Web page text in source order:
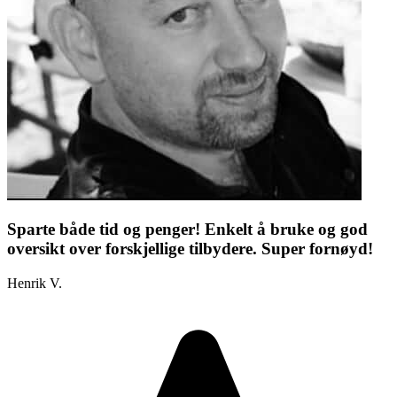
Sparte både tid og penger! Enkelt å bruke og god
oversikt over forskjellige tilbydere. Super fornøyd!
Henrik V.